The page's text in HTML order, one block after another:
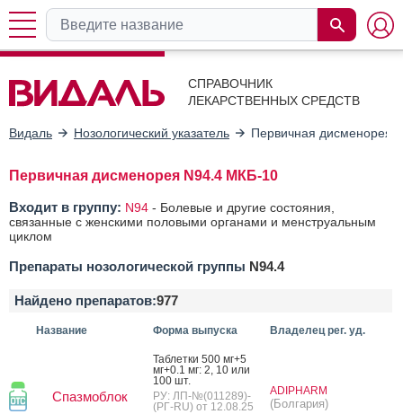
СПРАВОЧНИК
ЛЕКАРСТВЕННЫХ СРЕДСТВ
Видаль Нозологический указатель Первичная дисменорея
Первичная дисменорея N94.4 МКБ-10
Входит в группу: N94 - Болевые и другие состояния,
связанные с женскими половыми органами и менструальным
циклом
Препараты нозологической группы N94.4
Найдено препаратов:977
Название Форма выпуска Владелец рег. уд.
Спазмоблок
Таб­летки 500 мг+5
мг+0.1 мг: 2, 10 или
100 шт.
РУ: ЛП-№(011289)-
(РГ-RU) от 12.08.25
ADIPHARM
(Болгария)